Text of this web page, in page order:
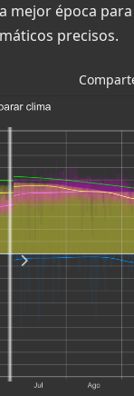
época
precisos.